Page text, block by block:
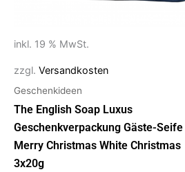
inkl. 19 % MwSt.
zzgl. Versandkosten
Geschenkideen
The English Soap Luxus
Geschenkverpackung Gäste-Seife
Merry Christmas White Christmas
3x20g